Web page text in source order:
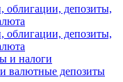
облигации, депозиты,
облигации, депозиты,
и налоги
валютные депозиты